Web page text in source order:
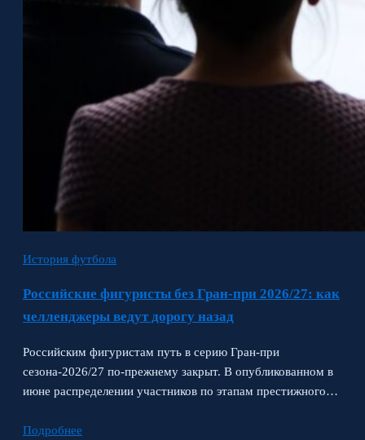
История футбола
Российские фигуристы без Гран-при 2026/27: как
челленджеры ведут дорогу назад
Российским фигуристам путь в серию Гран-при
сезона‑2026/27 по‑прежнему закрыт. В опубликованном в
июне распределении участников по этапам престижного…
Подробнее